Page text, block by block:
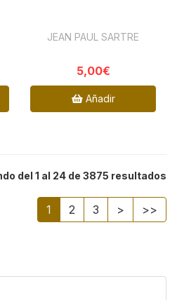
JEAN PAUL SARTRE
5,00€
Añadir
del 1 al 24 de 3875 resultados
1 2 3 > >>